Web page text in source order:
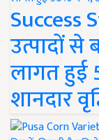
उत्पादों से
लागत हुई
शानदार